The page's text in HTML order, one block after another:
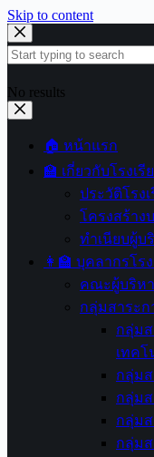
Skip to content
No results
🏠 หน้าแรก
🏫 เกี่ยวกับโรงเรี
ประวัติโรง
โครงสร้าง
ทำเนียบผู้บ
👩‍🏫 บุคลากรโร
คณะผู้บริห
กลุ่มสาระก
กลุ่มส
เทคโ
กลุ่ม
กลุ่มส
กลุ่มส
กลุ่ม